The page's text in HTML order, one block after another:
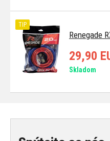
Renegade
TIP
29,90
Skladom